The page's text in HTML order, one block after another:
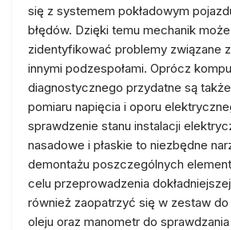
się z systemem pokładowym
błędów. Dzięki temu mechanik
zidentyfikować problemy związane
innymi podzespołami. Oprócz
diagnostycznego przydatne są
pomiaru napięcia i oporu
sprawdzenie stanu instalacji
nasadowe i płaskie to niezbędne
demontażu poszczególnych
celu przeprowadzenia
również zaopatrzyć się w zestaw do
oleju oraz manometr do